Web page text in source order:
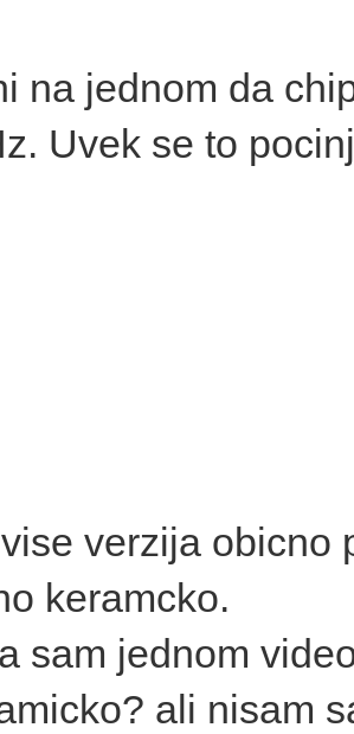
na jednom da
Uvek se to
verzija obicno
keramcko.
sam jednom
ali nisam